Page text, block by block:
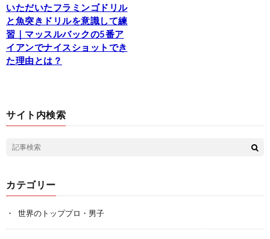
いただいたフラミンゴドリル
と魚突きドリルを意識して練
習｜マッスルバックの5番ア
イアンでナイスショットでき
た理由とは？
サイト内検索
カテゴリー
世界のトッププロ・男子